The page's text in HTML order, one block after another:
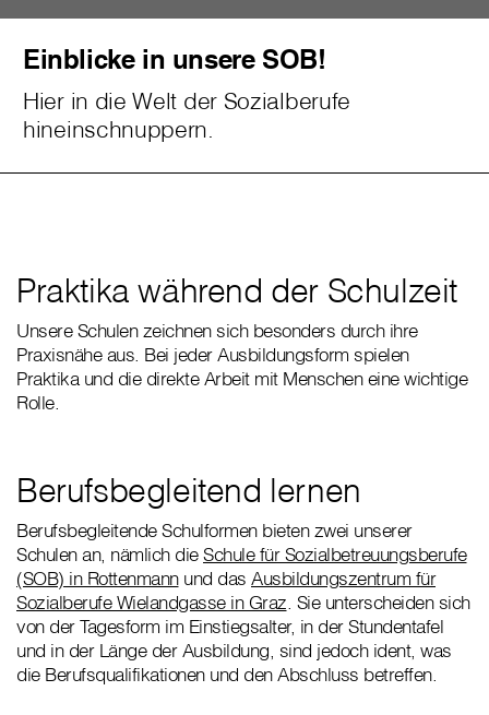
Einblicke in unsere SOB!
Hier in die Welt der Sozialberufe
hineinschnuppern.
Praktika während der Schulzeit
Unsere Schulen zeichnen sich besonders durch ihre
Praxisnähe aus. Bei jeder Ausbildungsform spielen
Praktika und die direkte Arbeit mit Menschen eine wichtige
Rolle.
Berufsbegleitend lernen
Berufsbegleitende Schulformen bieten zwei unserer
Schulen an, nämlich dieSchule für Sozialbetreuungsberufe
(SOB) in Rottenmannund das Ausbildungszentrum für
Sozialberufe Wielandgasse in Graz. Sie unterscheiden sich
von der Tagesform im Einstiegsalter, in der Stundentafel
und in der Länge der Ausbildung, sind jedoch ident, was
die Berufsqualifikationen und den Abschluss betreffen.